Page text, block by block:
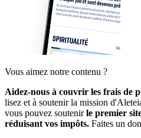
Vous aimez notre contenu ?
Aidez-nous à couvrir les frais de
lisez et à soutenir la mission
vous pouvez soutenirle premier
réduisant vos impôts. Faites un